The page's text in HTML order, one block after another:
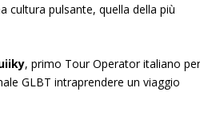
cultura pulsante, quella della più
, primo Tour Operator italiano
GLBT intraprendere un viaggio